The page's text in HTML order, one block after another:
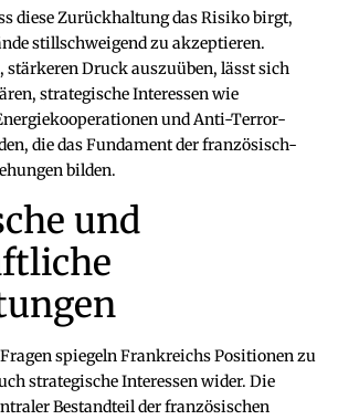
diese Zurückhaltung das Risiko birgt,
stillschweigend zu akzeptieren.
stärkeren Druck auszuüben, lässt sich
strategische Interessen wie
und Anti-Terror-
die das Fundament der französisch-
bilden.
und
spiegeln Frankreichs Positionen zu
strategische Interessen wider. Die
Bestandteil der französischen